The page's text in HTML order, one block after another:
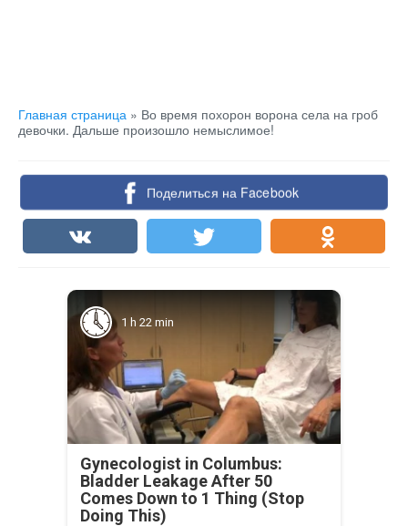
Главная страница » Во время похорон ворона села на гроб
девочки. Дальше произошло немыслимое!
Поделиться на Facebook
1 h 22 min
Gynecologist in Columbus:
Bladder Leakage After 50
Comes Down to 1 Thing (Stop
Doing This)